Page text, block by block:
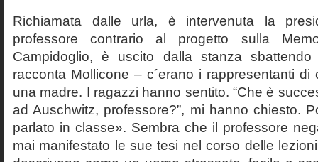
Richiamata dalle urla, è intervenuta la
professore contrario al progetto sulla
Campidoglio, è uscito dalla stanza
racconta Mollicone – c´erano i rappresentanti
una madre. I ragazzi hanno sentito. “Che è
ad Auschwitz, professore?”, mi hanno chiesto.
parlato in classe». Sembra che il professore
mai manifestato le sue tesi nel corso delle